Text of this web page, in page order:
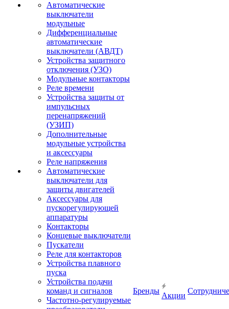
Автоматические
выключатели
модульные
Дифференциальные
автоматические
выключатели (АВДТ)
Устройства защитного
отключения (УЗО)
Модульные контакторы
Реле времени
Устройства защиты от
импульсных
перенапряжений
(УЗИП)
Дополнительные
модульные устройства
и аксессуары
Реле напряжения
Автоматические
выключатели для
защиты двигателей
Аксессуары для
пускорегулирующей
аппаратуры
Контакторы
Концевые выключатели
Пускатели
Реле для контакторов
Устройства плавного
пуска
Устройства подачи
команд и сигналов
Частотно-регулируемые
Бренды
Акции